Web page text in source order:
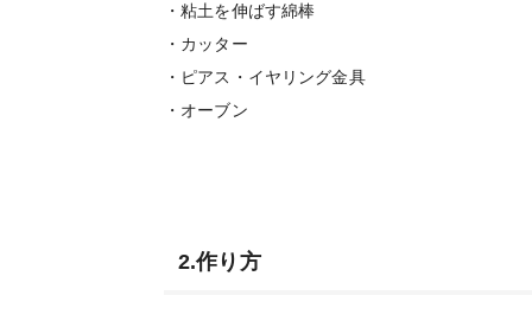
・粘土を伸ばす綿棒
・カッター
・ピアス・イヤリング金具
・オーブン
2.作り方